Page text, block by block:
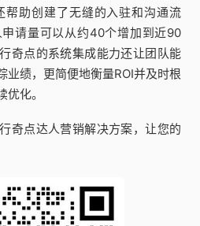
帮助创建了无缝的入驻和沟通流
请量可以从约40个增加到近90
奇点的系统集成能力还让团队能
业绩，更简便地衡量ROI并及时根
化。
奇点达人营销解决方案，让您的